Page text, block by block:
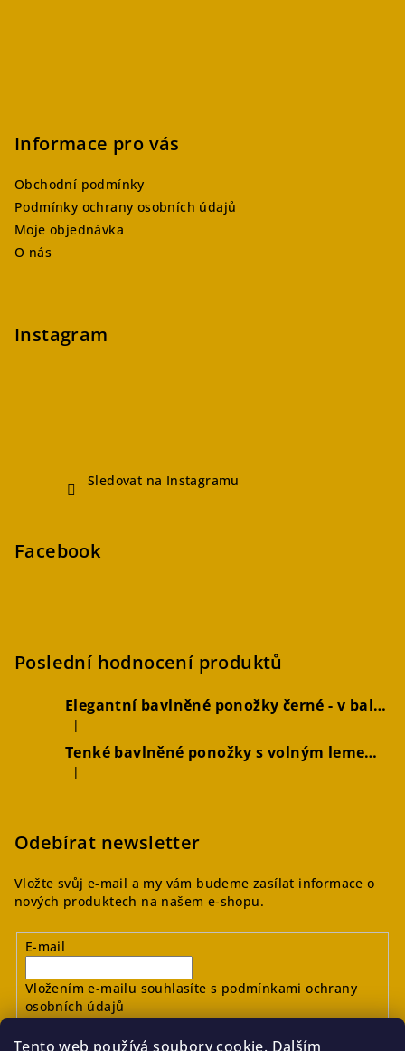
Tento web používá soubory cookie. Dalším
Informace pro vás
Obchodní podmínky
Podmínky ochrany osobních údajů
Moje objednávka
O nás
Instagram
Sledovat na Instagramu
Facebook
Poslední hodnocení produktů
Elegantní bavlněné ponožky černé - v balení 2 párů
Hodnocení produktu je 5 z 5 hvězdiček.
|
Tenké bavlněné ponožky s volným lemem hořčicové, 2 páry
Hodnocení produktu je 4 z 5 hvězdiček.
|
Odebírat newsletter
Vložte svůj e-mail a my vám budeme zasílat informace o
nových produktech na našem e-shopu.
E-mail
Vložením e-mailu souhlasíte s podmínkami ochrany
osobních údajů